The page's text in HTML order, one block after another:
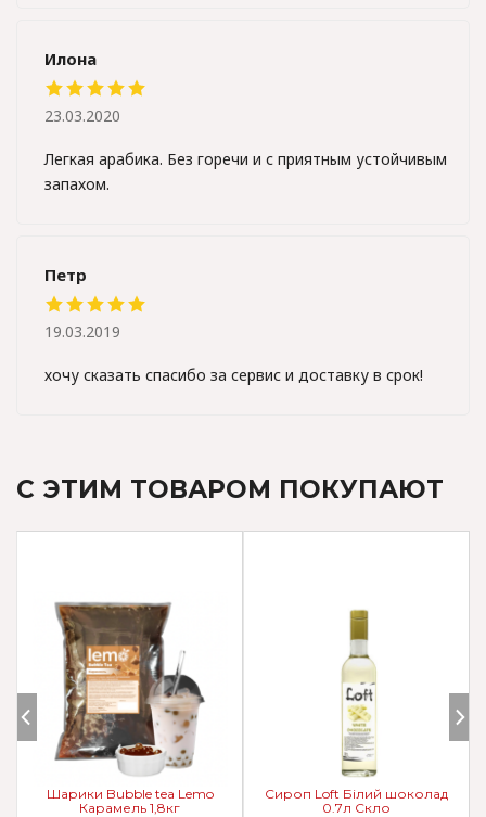
Илона
Легкая арабика. Без горечи и с приятным устойчивым
запахом.
23.03.2020
Петр
хочу сказать спасибо за сервис и доставку в срок!
19.03.2019
С ЭТИМ ТОВАРОМ ПОКУПАЮТ
Сироп Loft Білий шоколад
0.7л Скло
Шарики Bubble tea Lemo
Карамель 1,8кг